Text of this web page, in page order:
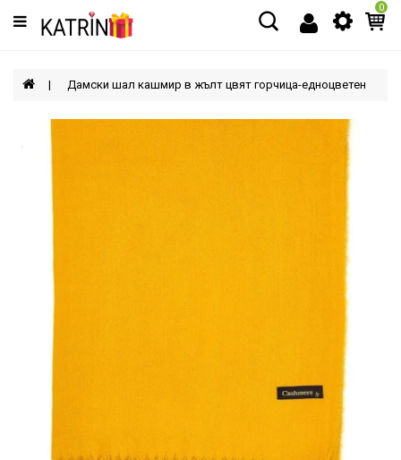
Категории
МЪЖЕ
ЖЕНИ
0
Дамски шал кашмир в жълт цвят горчица-едноцветен